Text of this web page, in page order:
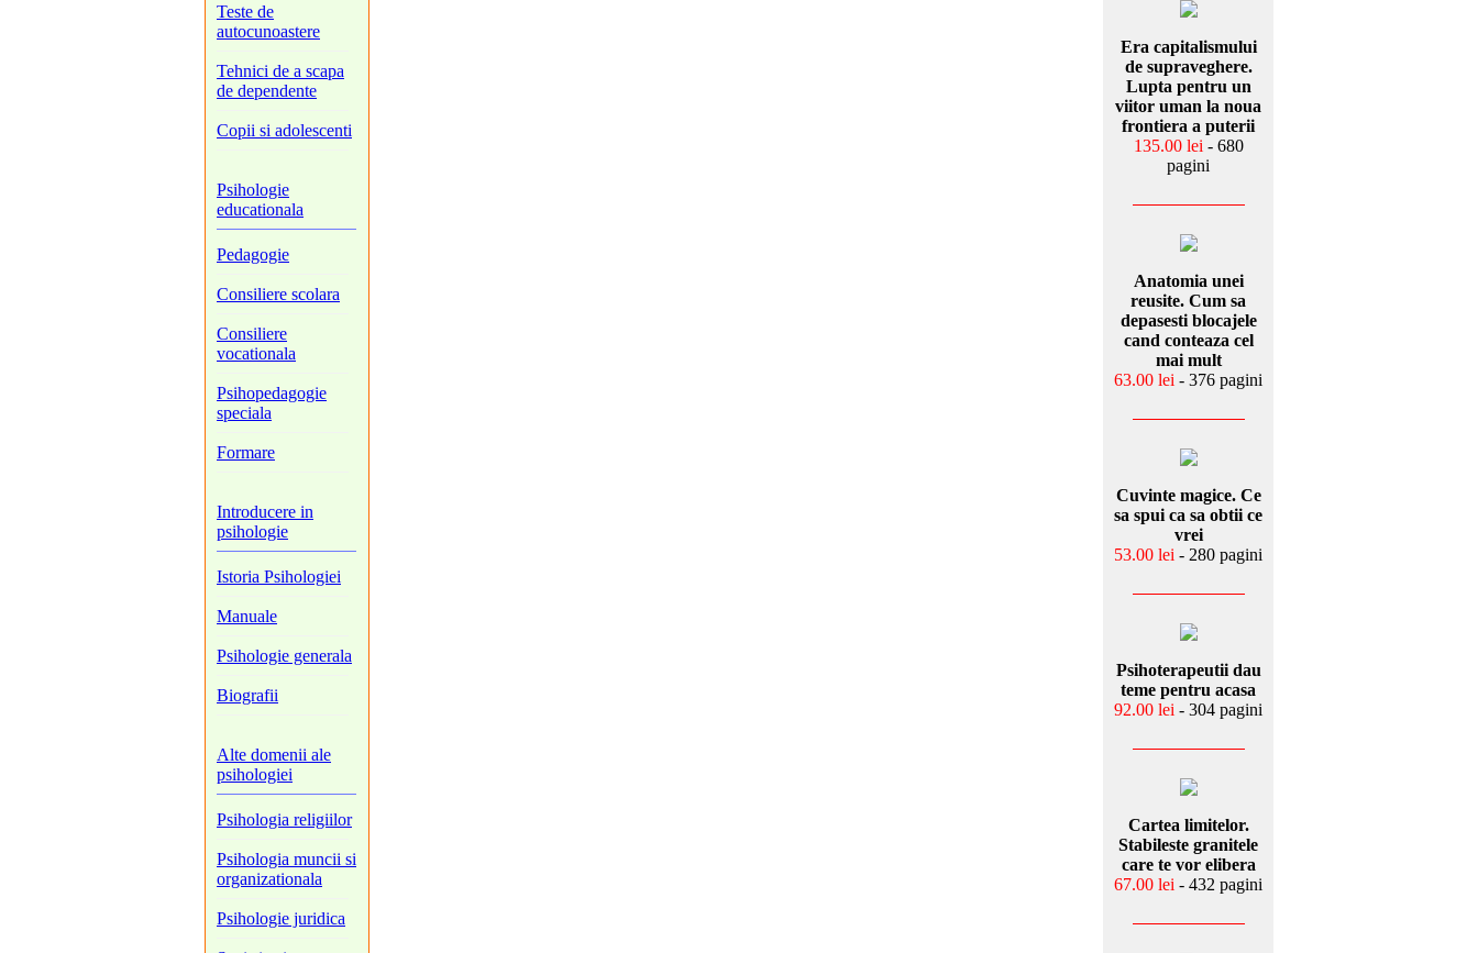
Teste de
autocunoastere
Tehnici de a scapa
de dependente
Copii si adolescenti
Psihologie
educationala
Pedagogie
Consiliere scolara
Consiliere
vocationala
Psihopedagogie
speciala
Formare
Introducere in
psihologie
Istoria Psihologiei
Manuale
Psihologie generala
Biografii
Alte domenii ale
psihologiei
Psihologia religiilor
Psihologia muncii si
organizationala
Psihologie juridica
Era capitalismului
de supraveghere.
Lupta pentru un
viitor uman la noua
frontiera a puterii
135.00 lei - 680
pagini
Anatomia unei
reusite. Cum sa
depasesti blocajele
cand conteaza cel
mai mult
63.00 lei - 376 pagini
Cuvinte magice. Ce
sa spui ca sa obtii ce
vrei
53.00 lei - 280 pagini
Psihoterapeutii dau
teme pentru acasa
92.00 lei - 304 pagini
Cartea limitelor.
Stabileste granitele
care te vor elibera
67.00 lei - 432 pagini